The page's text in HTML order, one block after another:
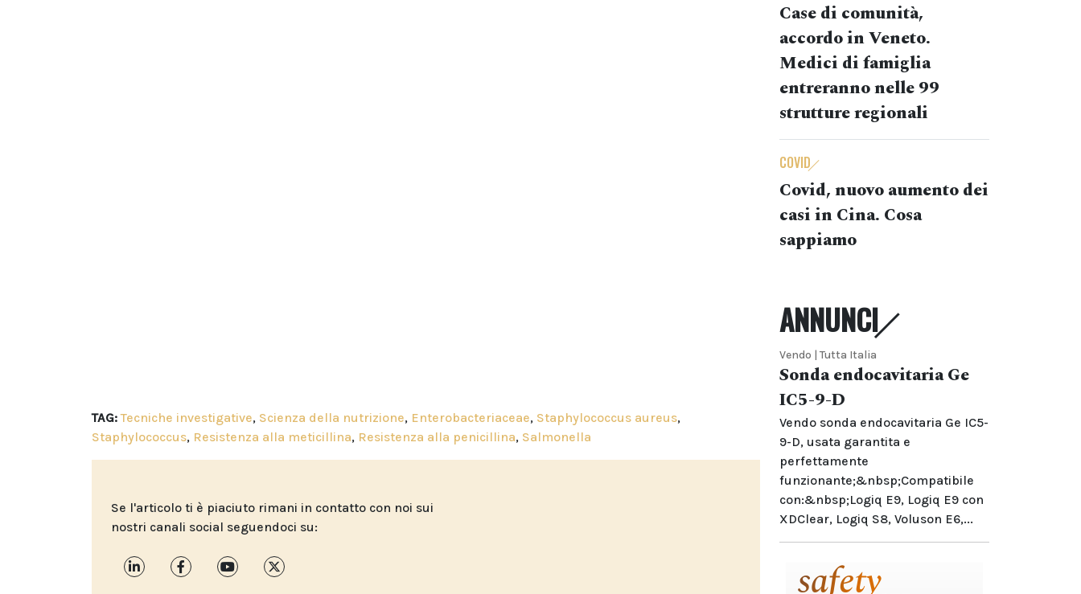
TAG: Tecniche investigative, Scienza della nutrizione, Enterobacteriaceae, Staphylococcus aureus,
Staphylococcus, Resistenza alla meticillina, Resistenza alla penicillina, Salmonella
Se l'articolo ti è piaciuto rimani in contatto con noi sui
nostri canali social seguendoci su:
Case di comunità,
accordo in Veneto.
Medici di famiglia
entreranno nelle 99
strutture regionali
COVID
Covid, nuovo aumento dei
casi in Cina. Cosa
sappiamo
ANNUNCI
Vendo | Tutta Italia
Sonda endocavitaria Ge
IC5-9-D
Vendo sonda endocavitaria Ge IC5-
9-D, usata garantita e
perfettamente
funzionante;&nbsp;Compatibile
con:&nbsp;Logiq E9, Logiq E9 con
XDClear, Logiq S8, Voluson E6,...